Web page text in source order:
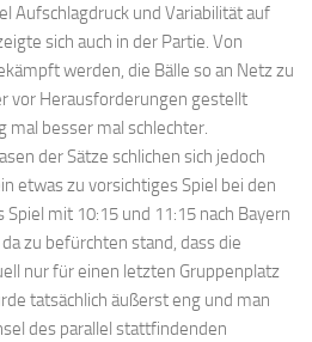
Aufschlagdruck und Variabilität auf
sich auch in der Partie. Von
werden, die Bälle so an Netz zu
vor Herausforderungen gestellt
mal besser mal schlechter.
der Sätze schlichen sich jedoch
etwas zu vorsichtiges Spiel bei den
Spiel mit 10:15 und 11:15 nach Bayern
zu befürchten stand, dass die
nur für einen letzten Gruppenplatz
tatsächlich äußerst eng und man
des parallel stattfindenden